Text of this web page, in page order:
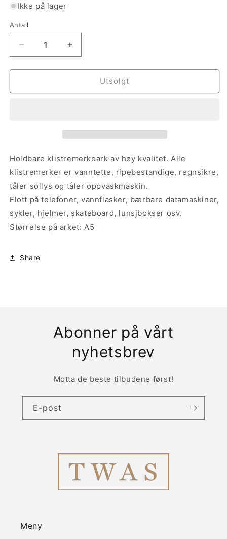
Ikke på lager
Antall
Antall
antallet
for
Lips
Øk
antallet
for
Lips
Utsolgt
Holdbare klistremerkeark av høy kvalitet. Alle
klistremerker er vanntette, ripebestandige, regnsikre,
tåler sollys og tåler oppvaskmaskin.
Flott på telefoner, vannflasker, bærbare datamaskiner,
sykler, hjelmer, skateboard, lunsjbokser osv.
Størrelse på arket: A5
Share
Abonner på vårt
nyhetsbrev
Motta de beste tilbudene først!
E-post
Meny